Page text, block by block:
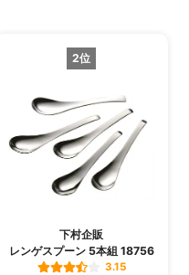
2位
下村企販
レンゲスプーン 5本組 18756
3.15